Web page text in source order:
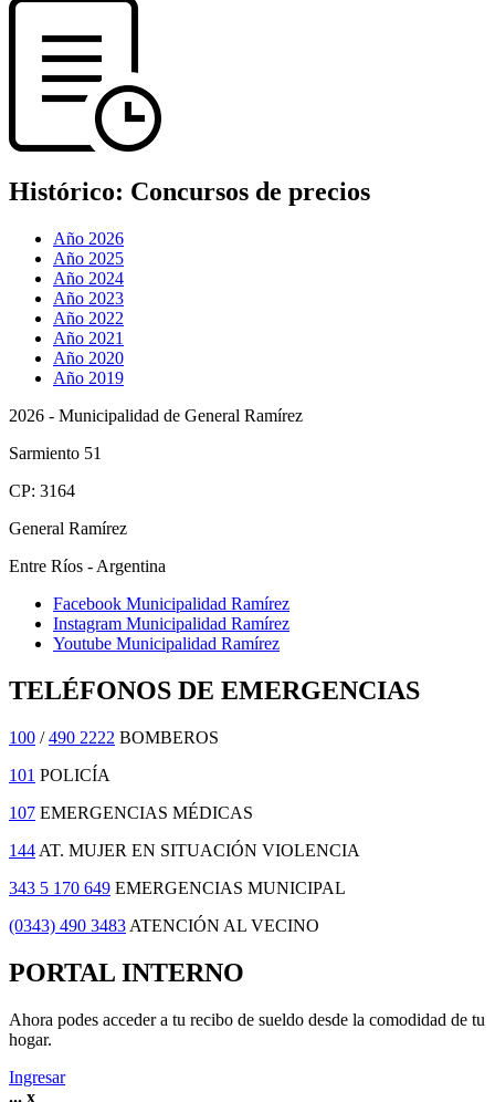
Histórico: Concursos de precios
Año 2026
Año 2025
Año 2024
Año 2023
Año 2022
Año 2021
Año 2020
Año 2019
2026 - Municipalidad de General Ramírez
Sarmiento 51
CP: 3164
General Ramírez
Entre Ríos - Argentina
Facebook Municipalidad Ramírez
Instagram Municipalidad Ramírez
Youtube Municipalidad Ramírez
TELÉFONOS DE EMERGENCIAS
100 /490 2222 BOMBEROS
101 POLICÍA
107 EMERGENCIAS MÉDICAS
144 AT. MUJER EN SITUACIÓN VIOLENCIA
343 5 170 649 EMERGENCIAS MUNICIPAL
(0343) 490 3483 ATENCIÓN AL VECINO
PORTAL INTERNO
Ahora podes acceder a tu recibo de sueldo desde la comodidad de tu
hogar.
Ingresar
... x